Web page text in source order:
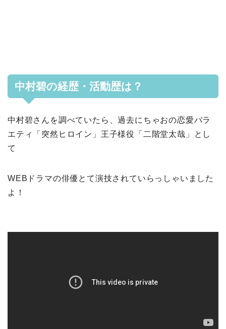
中村碧の経歴・活動歴は？
中村碧さんを調べていたら、過去にちゃおの恋愛バラ
エティ「突然ヒロイン」王子様役「二階堂太哉」とし
て
WEBドラマの俳優とて演技されていらっしゃいました
よ！